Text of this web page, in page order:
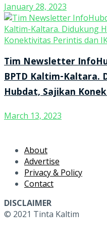
January 28, 2023
Tim Newsletter
BPTD Kaltim-Kaltara.
Hubdat, Sajikan
March 13, 2023
About
Advertise
Privacy & Policy
Contact
DISCLAIMER
© 2021 Tinta Kaltim